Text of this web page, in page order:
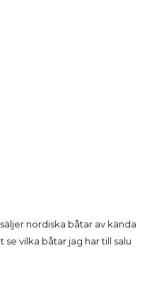
nordiska båtar av kända
se vilka båtar jag har till salu